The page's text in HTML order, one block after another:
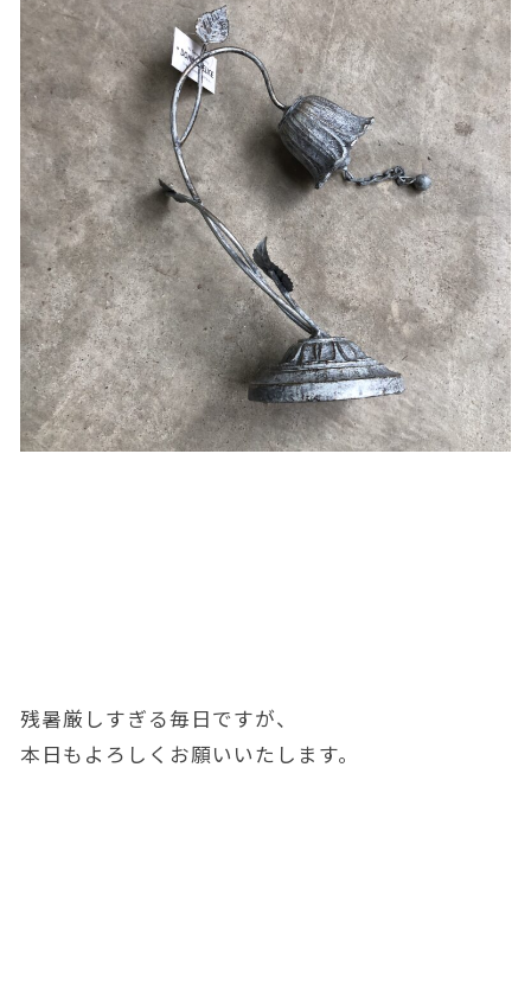
残暑厳しすぎる毎日ですが、
本日もよろしくお願いいたします。